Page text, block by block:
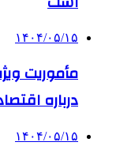
۱۴۰۴/۰۵/۱۵
مأموریت
درباره
۱۴۰۴/۰۵/۱۵